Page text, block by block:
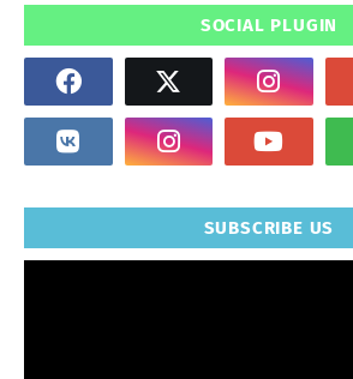
SOCIAL PLUGIN
SUBSCRIBE US